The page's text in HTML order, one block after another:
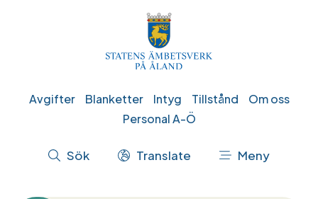
Genvägar
Avgifter Blanketter Intyg Tillstånd
Om oss
Personal A-Ö
Åtgärdsmeny
Sök Translate Meny